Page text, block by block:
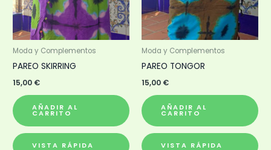
Moda y Complementos
PAREO SKIRRING
15,00 €
AÑADIR AL
CARRITO
VISTA RÁPIDA
Moda y Complementos
PAREO TONGOR
15,00 €
AÑADIR AL
CARRITO
VISTA RÁPIDA